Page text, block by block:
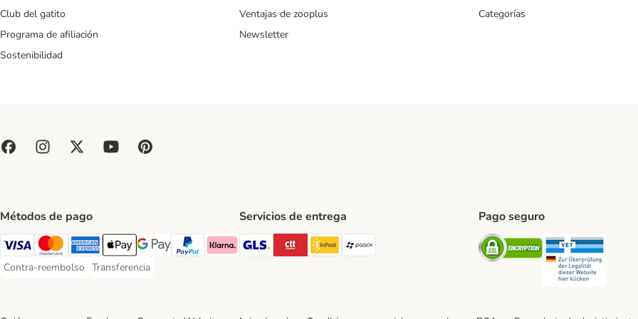
Club del gatito
Programa de afiliación
Sostenibilidad
Ventajas de zooplus
Newsletter
Categorías
Métodos de pago
Visa Payment Method
Mastercard Payment Method
American Express Payment Method
Apple Pay Payment Method
Google Pay Payment Method
PayPal Payment Method
Klarna Payment Method
Contra-reembolso
Contra-reembolso Payment Method
Transferencia
Transferencia Payment Method
Servicios de entrega
GLS Shipping Method
CTTExpress Shipping Method
InPost Shipping Method
paack Shipping Method
Pago seguro
Security